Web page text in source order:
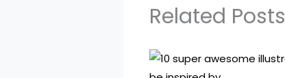
Related Posts